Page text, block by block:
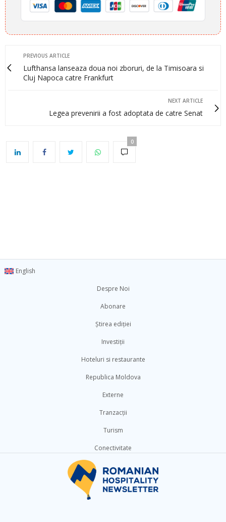
PREVIOUS ARTICLE
Lufthansa lanseaza doua noi zboruri, de la Timisoara si
Cluj Napoca catre Frankfurt
NEXT ARTICLE
Legea prevenirii a fost adoptata de catre Senat
0
English
Despre Noi
Abonare
Știrea ediției
Investiții
Hoteluri si restaurante
Republica Moldova
Externe
Tranzacții
Turism
Conectivitate